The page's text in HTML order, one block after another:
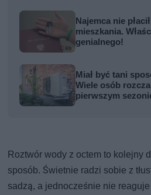
Najemca nie
mieszkania.
genialnego!
Miał być tani
Wiele osób
pierwszym
Roztwór wody z octem to kolejny
sposób. Świetnie radzi sobie z
sadzą, a jednocześnie nie